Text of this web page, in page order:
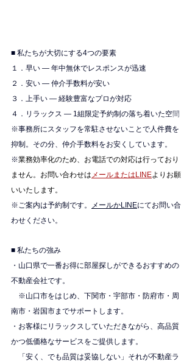
■ 私たちが大切にする4つの要素
１．早い — 年中無休でレスポンスが迅速
２．安い — 仲介手数料が安い
３．上手い — 経験豊富なプロが対応
４．リラックス — 1組限定予約制の落ち着いた空間
※事務所にスタッフを常駐させないことで人件費を
抑制。その分、仲介手数料をお安くしています。
※業務効率化のため、お電話での対応は行っており
ません。お問い合わせは メールまたはLINEよりお願
いいたします。
※ご案内は予約制です。
メールかLINEにてお問い合
わせください。
■ 私たちの強み
・山口県で一番お得に部屋探しができるおすすめの
不動産会社です。
※山口市をはじめ、下関市・宇部市・防府市・周
南市・岩国市までサポートします。
・お客様にリラックスしていただきながら、高品質
かつ低価格なサービスをご提供します。
「安く、でも品質は妥協しない」それが不動産ラ